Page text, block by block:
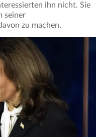
ihn nicht. Sie
seiner
zu machen.